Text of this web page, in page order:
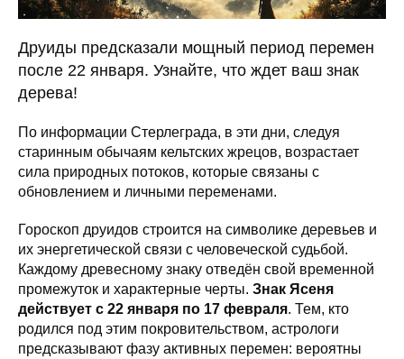
Друиды предсказали мощный период перемен
после 22 января. Узнайте, что ждет ваш знак
дерева!
По информации Стерлеграда, в эти дни, следуя
старинным обычаям кельтских жрецов, возрастает
сила природных потоков, которые связаны с
обновлением и личными переменами.
Гороскоп друидов строится на символике деревьев и
их энергетической связи с человеческой судьбой.
Каждому древесному знаку отведён свой временной
промежуток и характерные черты. Знак Ясеня
действует с 22 января по 17 февраля. Тем, кто
родился под этим покровительством, астрологи
предсказывают фазу активных перемен: вероятны